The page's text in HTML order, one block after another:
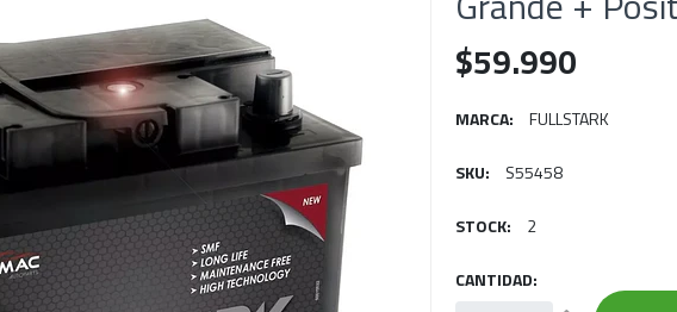
$59.990
MARCA: FULLSTARK
SKU: S55458
STOCK: 2
CANTIDAD: